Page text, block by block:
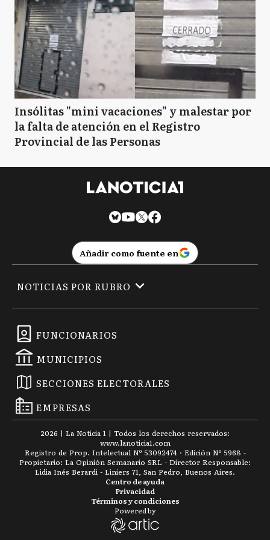
Insólitas "mini vacaciones" y malestar por
la falta de atención en el Registro
Provincial de las Personas
Añadir como fuente en
FUNCIONARIOS
MUNICIPIOS
SECCIONES ELECTORALES
EMPRESAS
NOTICIAS POR RUBRO
2026 | La Noticia 1 | Todos los derechos reservados:
www.lanoticia1.com
Registro de Prop. Intelectual Nº 53092474 · Edición Nº 5968 -
Propietario: La Opinión Semanario SRL - Director Responsable:
Lidia Inés Berardi - Liniers 71, San Pedro, Buenos Aires.
Términos y condiciones
Privacidad
Centro de ayuda
Powered by